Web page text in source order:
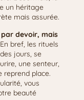
un héritage
mais assurée.
devoir, mais
bref, les rituels
jours, se
une senteur,
reprend place.
vous
beauté